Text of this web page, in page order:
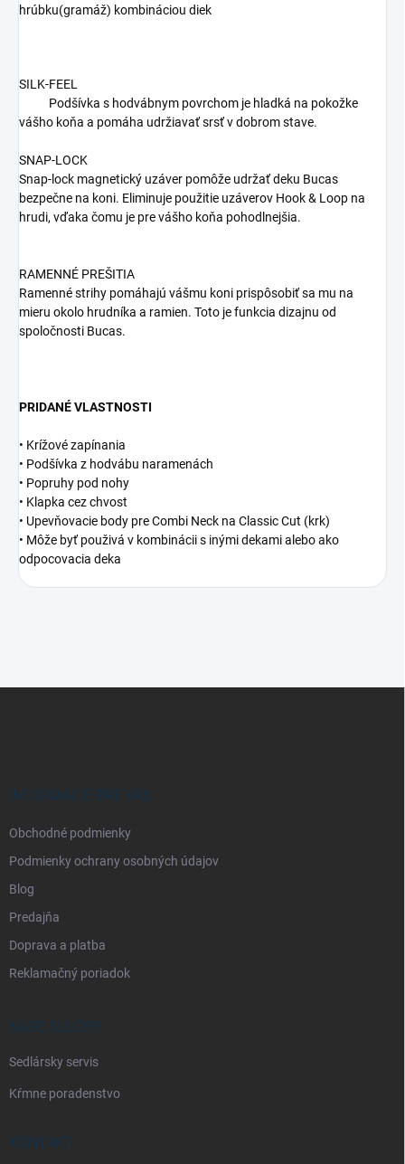
hrúbku(gramáž) kombináciou diek
SILK-FEEL
Podšívka s hodvábnym povrchom je hladká na pokožke
vášho koňa a pomáha udržiavať srsť v dobrom stave.
SNAP-LOCK
Snap-lock magnetický uzáver pomôže udržať deku Bucas
bezpečne na koni. Eliminuje použitie uzáverov Hook & Loop na
hrudi, vďaka čomu je pre vášho koňa pohodlnejšia.
RAMENNÉ PREŠITIA
Ramenné strihy pomáhajú vášmu koni prispôsobiť sa mu na
mieru okolo hrudníka a ramien. Toto je funkcia dizajnu od
spoločnosti Bucas.
PRIDANÉ VLASTNOSTI
• Krížové zapínania
• Podšívka z hodvábu naramenách
• Popruhy pod nohy
• Klapka cez chvost
• Upevňovacie body pre Combi Neck na Classic Cut (krk)
• Môže byť použivá v kombinácii s inými dekami alebo ako
odpocovacia deka
INFORMÁCIE PRE VÁS
Obchodné podmienky
Podmienky ochrany osobných údajov
Blog
Predajňa
Doprava a platba
Reklamačný poriadok
NAŠE SLUŽBY
Sedlársky servis
Kŕmne poradenstvo
KONTAKT